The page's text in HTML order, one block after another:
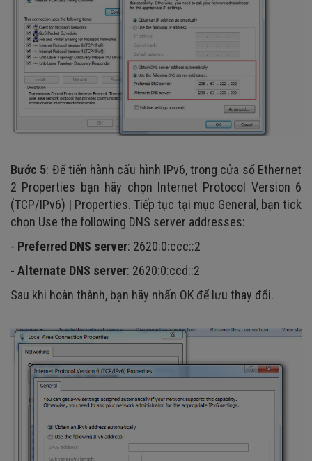
Bước 5: Để tiến hành cấu hình IPv6, trong cửa sổ Ethernet
2 Properties bạn hãy chọn Internet Protocol Version 6
(TCP/IPv6) | Properties. Tiếp tục tại mục General, bạn tick
chọn Use the following DNS server addresses:
- Preferred DNS server: 2620:0:ccc::2
- Alternate DNS server: 2620:0:ccd::2
Sau khi hoàn thành, bạn hãy nhấn OK để lưu thay đổi.